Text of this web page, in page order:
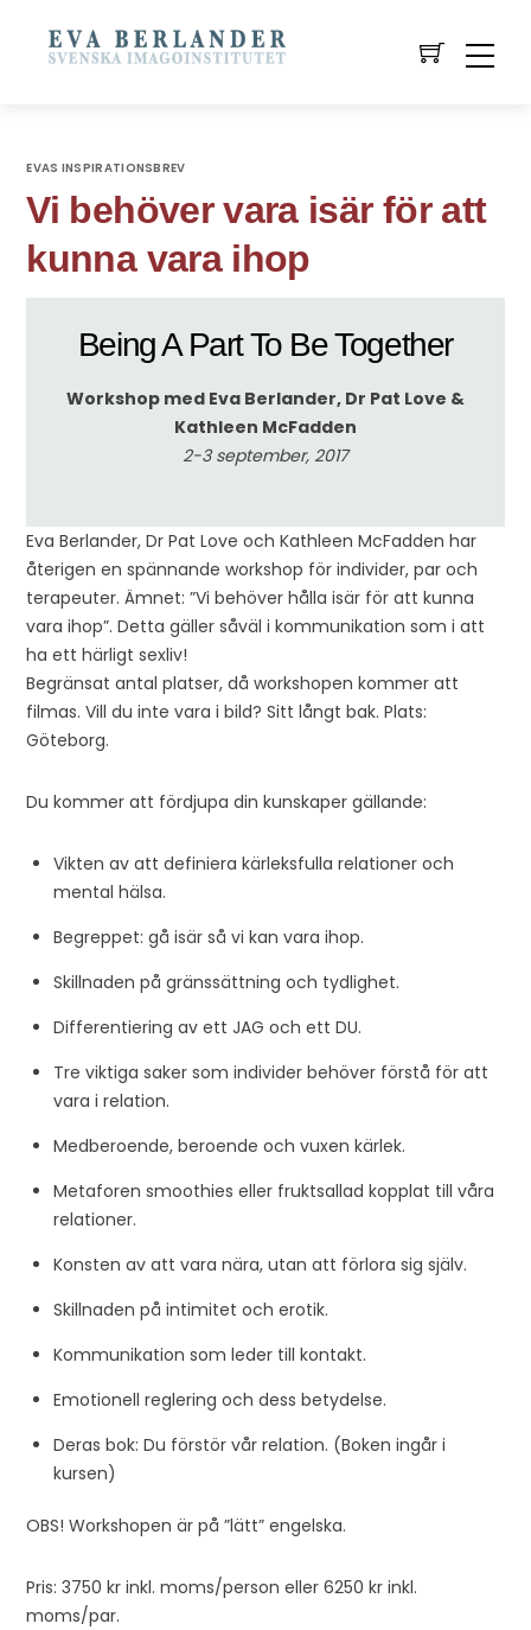
EVAS INSPIRATIONSBREV
Vi behöver vara isär för att
kunna vara ihop
Being A Part To Be Together
Workshop med Eva Berlander, Dr Pat Love &
Kathleen McFadden
2-3 september, 2017
Eva Berlander, Dr Pat Love och Kathleen McFadden har
återigen en spännande workshop för individer, par och
terapeuter. Ämnet: ”Vi behöver hålla isär för att kunna
vara ihop”. Detta gäller såväl i kommunikation som i att
ha ett härligt sexliv!
Begränsat antal platser, då workshopen kommer att
filmas. Vill du inte vara i bild? Sitt långt bak. Plats:
Göteborg.
Du kommer att fördjupa din kunskaper gällande:
Vikten av att definiera kärleksfulla relationer och
mental hälsa.
Begreppet: gå isär så vi kan vara ihop.
Skillnaden på gränssättning och tydlighet.
Differentiering av ett JAG och ett DU.
Tre viktiga saker som individer behöver förstå för att
vara i relation.
Medberoende, beroende och vuxen kärlek.
Metaforen smoothies eller fruktsallad kopplat till våra
relationer.
Konsten av att vara nära, utan att förlora sig själv.
Skillnaden på intimitet och erotik.
Kommunikation som leder till kontakt.
Emotionell reglering och dess betydelse.
Deras bok: Du förstör vår relation. (Boken ingår i
kursen)
OBS! Workshopen är på ”lätt” engelska.
Pris: 3750 kr inkl. moms/person eller 6250 kr inkl.
moms/par.